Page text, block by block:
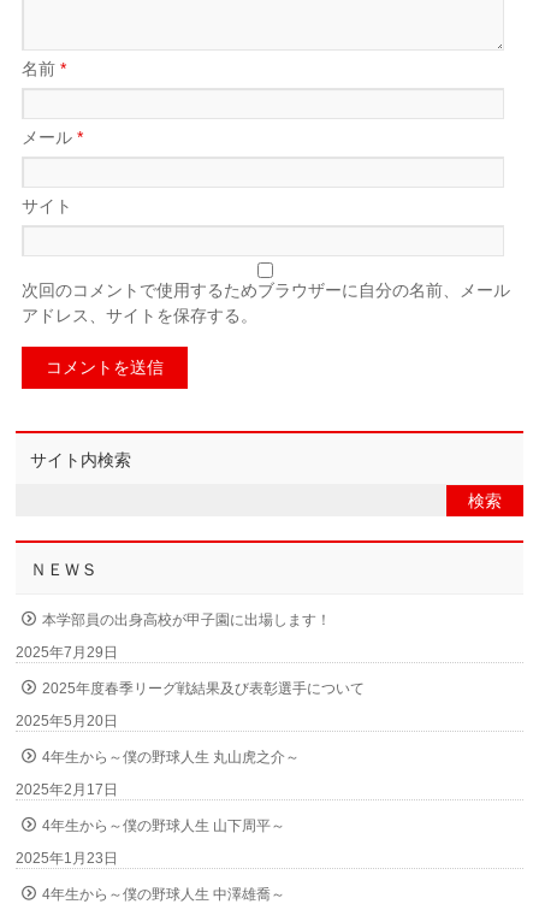
名前*
メール*
サイト
次回のコメントで使用するためブラウザーに自分の名前、メール
アドレス、サイトを保存する。
サイト内検索
ＮＥＷＳ
本学部員の出身高校が甲子園に出場します！
2025年7月29日
2025年度春季リーグ戦結果及び表彰選手について
2025年5月20日
4年生から～僕の野球人生 丸山虎之介～
2025年2月17日
4年生から～僕の野球人生 山下周平～
2025年1月23日
4年生から～僕の野球人生 中澤雄喬～